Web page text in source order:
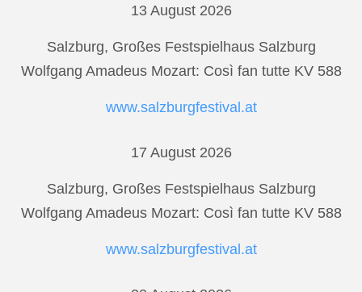
13 August 2026
Salzburg, Großes Festspielhaus Salzburg
Wolfgang Amadeus Mozart: Così fan tutte KV 588
www.salzburgfestival.at
17 August 2026
Salzburg, Großes Festspielhaus Salzburg
Wolfgang Amadeus Mozart: Così fan tutte KV 588
www.salzburgfestival.at